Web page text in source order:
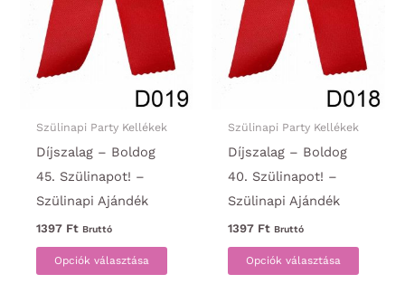
Szülinapi Party Kellékek
Díjszalag – Boldog
45. Szülinapot! –
Szülinapi Ajándék
1397 Ft Bruttó
Opciók választása
Ennek
a
Szülinapi Party Kellékek
Díjszalag – Boldog
40. Szülinapot! –
Szülinapi Ajándék
1397 Ft Bruttó
Opciók választása
Ennek
a